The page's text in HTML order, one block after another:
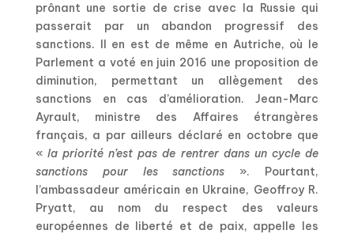
prônant une sortie de crise avec la Russie qui
passerait par un abandon progressif des
sanctions. Il en est de même en Autriche, où le
Parlement a voté en juin 2016 une proposition de
diminution, permettant un allègement des
sanctions en cas d’amélioration. Jean-Marc
Ayrault, ministre des Affaires étrangères
français, a par ailleurs déclaré en octobre que
« la priorité n’est pas de rentrer dans un cycle de
sanctions pour les sanctions ». Pourtant,
l’ambassadeur américain en Ukraine, Geoffroy R.
Pryatt, au nom du respect des valeurs
européennes de liberté et de paix, appelle les